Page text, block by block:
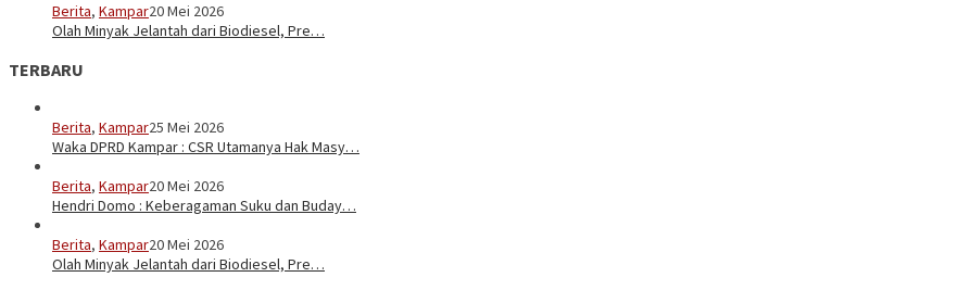
Berita, Kampar20 Mei 2026
Olah Minyak Jelantah dari Biodiesel, Pre…
TERBARU
Berita, Kampar25 Mei 2026
Waka DPRD Kampar : CSR Utamanya Hak Masy…
Berita, Kampar20 Mei 2026
Hendri Domo : Keberagaman Suku dan Buday…
Berita, Kampar20 Mei 2026
Olah Minyak Jelantah dari Biodiesel, Pre…